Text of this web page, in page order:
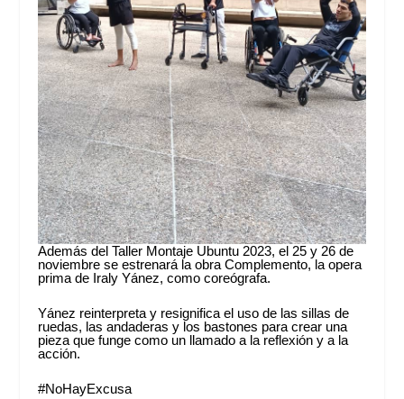
Además del Taller Montaje Ubuntu 2023, el 25 y 26 de
noviembre se estrenará la obra Complemento, la opera
prima de Iraly Yánez, como coreógrafa.
Yánez reinterpreta y resignifica el uso de las sillas de
ruedas, las andaderas y los bastones para crear una
pieza que funge como un llamado a la reflexión y a la
acción.
#NoHayExcusa